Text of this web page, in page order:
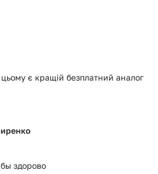
є кращій безплатний аналог
здорово